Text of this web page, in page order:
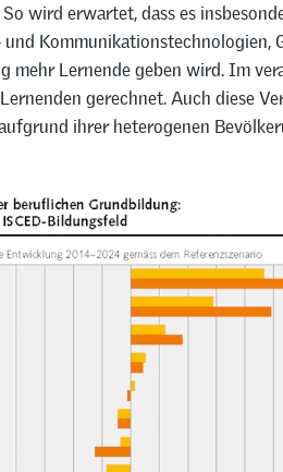
wird erwartet, dass es
Kommunikationstechnologien,
mehr Lernende geben wird. Im
gerechnet. Auch diese
ihrer heterogenen